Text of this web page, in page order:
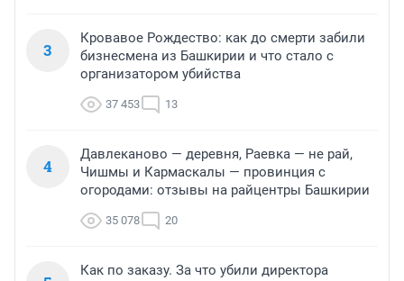
3
Кровавое Рождество: как до смерти забили
бизнесмена из Башкирии и что стало с
организатором убийства
37 453 13
4
Давлеканово — деревня, Раевка — не рай,
Чишмы и Кармаскалы — провинция с
огородами: отзывы на райцентры Башкирии
35 078 20
Как по заказу. За что убили директора